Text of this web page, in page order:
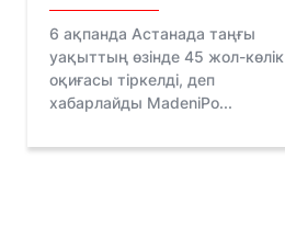
6 ақпанда Астанада таңғы
уақыттың өзінде 45 жол-көлік
оқиғасы тіркелді, деп
хабарлайды MadeniPo...